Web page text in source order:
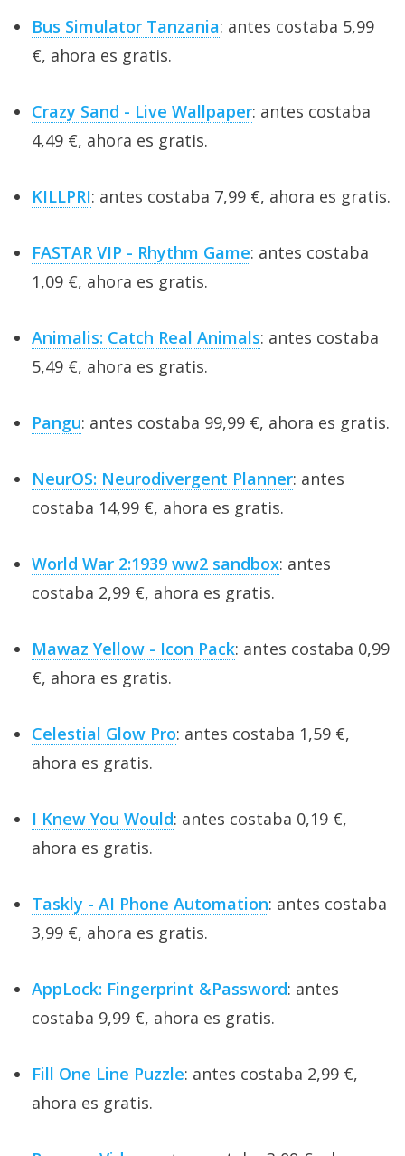
Bus Simulator Tanzania: antes costaba 5,99
€, ahora es gratis.
Crazy Sand - Live Wallpaper: antes costaba
4,49 €, ahora es gratis.
KILLPRI: antes costaba 7,99 €, ahora es gratis.
FASTAR VIP - Rhythm Game: antes costaba
1,09 €, ahora es gratis.
Animalis: Catch Real Animals: antes costaba
5,49 €, ahora es gratis.
Pangu: antes costaba 99,99 €, ahora es gratis.
NeurOS: Neurodivergent Planner: antes
costaba 14,99 €, ahora es gratis.
World War 2:1939 ww2 sandbox: antes
costaba 2,99 €, ahora es gratis.
Mawaz Yellow - Icon Pack: antes costaba 0,99
€, ahora es gratis.
Celestial Glow Pro: antes costaba 1,59 €,
ahora es gratis.
I Knew You Would: antes costaba 0,19 €,
ahora es gratis.
Taskly - AI Phone Automation: antes costaba
3,99 €, ahora es gratis.
AppLock: Fingerprint &Password: antes
costaba 9,99 €, ahora es gratis.
Fill One Line Puzzle: antes costaba 2,99 €,
ahora es gratis.